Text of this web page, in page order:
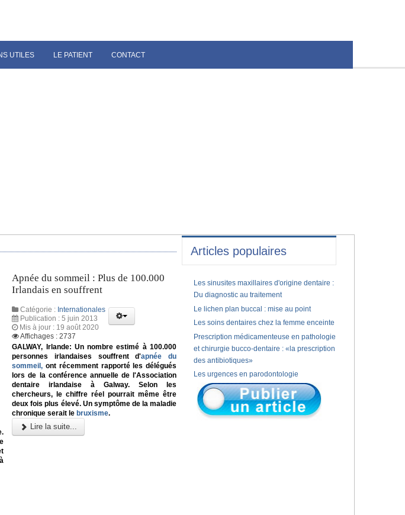
UTILES LE PATIENT CONTACT
Apnée du sommeil : Plus de 100.000
Irlandais en souffrent
Catégorie : Internationales
Publication : 5 juin 2013
Mis à jour : 19 août 2020
Affichages : 2737
GALWAY, Irlande: Un nombre estimé à 100.000
personnes irlandaises souffrent d'apnée du
sommeil, ont récemment rapporté les délégués
lors de la conférence annuelle de l'Association
dentaire irlandaise à Galway. Selon les
chercheurs, le chiffre réel pourrait même être
deux fois plus élevé. Un symptôme de la maladie
chronique serait lebruxisme.
Lire la suite...
Articles populaires
Les sinusites maxillaires d'origine dentaire :
Du diagnostic au traitement
Le lichen plan buccal : mise au point
Les soins dentaires chez la femme enceinte
Prescription médicamenteuse en pathologie
et chirurgie bucco-dentaire : «la prescription
des antibiotiques»
Les urgences en parodontologie